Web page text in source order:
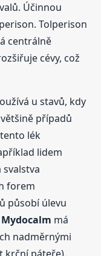
Účinnou
Tolperison
centrálně
cévy, což
u stavů, kdy
případů
lék
lidem
forem
působí úlevu
Mydocalm má
nadměrnými